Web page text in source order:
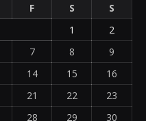
F S
S
1
2
7 8
9
14 15
16
21 22
23
28 29 30